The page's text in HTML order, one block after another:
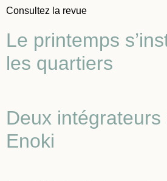
Consultez la revue
Le printemps
les quartiers
Deux intégrateurs
Enoki